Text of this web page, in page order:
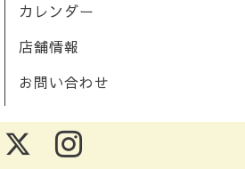
カレンダー
店舗情報
お問い合わせ